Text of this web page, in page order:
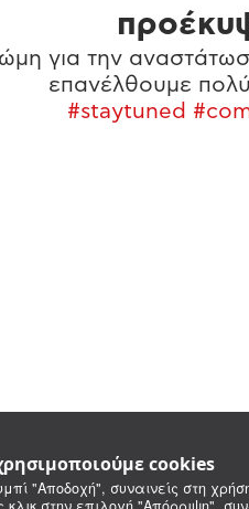
cookies
"Αποδοχή", συναινείς στη
για την
επανέλθουμε
#staytuned